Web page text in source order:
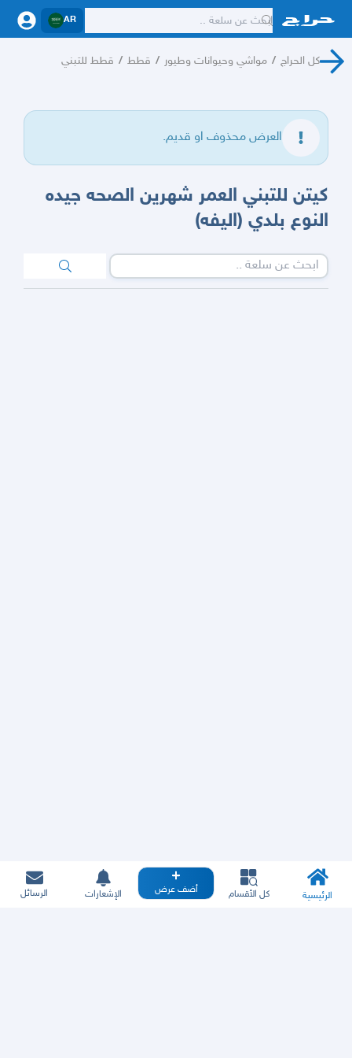
AR
كل الحراج / مواشي وحيوانات وطيور / قطط / قطط للتبني
العرض محذوف او قديم.
كيتن للتبني العمر شهرين الصحه جيده
النوع بلدي (اليفه)
الرئيسية كل الأقسام أضف عرض الإشعارات الرسائل